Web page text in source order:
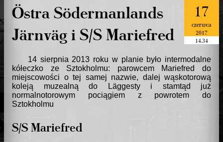
17
czerwca
2017
14.34
Östra Södermanlands
Järnväg i S/S Mariefred
14 sierpnia 2013 roku w planie było intermodalne
kółeczko ze Sztokholmu: parowcem Mariefred do
miejscowości o tej samej nazwie, dalej wąskotorową
koleją muzealną do Läggesty i stamtąd już
normalnotorowym pociągiem z powrotem do
Sztokholmu
S/S Mariefred